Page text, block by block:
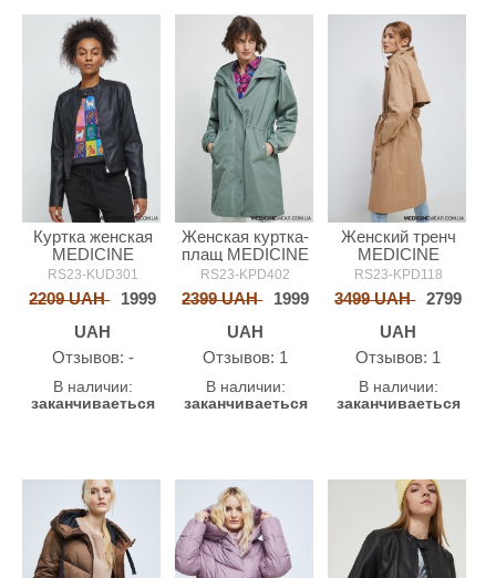
Куртка женская
MEDICINE
RS23-KUD301
2209 UAH
1999
UAH
Oтзывов: -
В наличии:
заканчиваеться
Женская куртка-
плащ MEDICINE
RS23-KPD402
2399 UAH
1999
UAH
Oтзывов: 1
В наличии:
заканчиваеться
Женский тренч
MEDICINE
RS23-KPD118
3499 UAH
2799
UAH
Oтзывов: 1
В наличии:
заканчиваеться